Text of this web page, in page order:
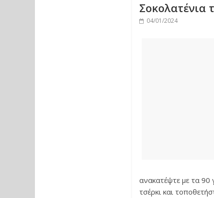
Σοκολατένια
04/01/2024
ανακατέψτε με τα 90
τσέρκι και